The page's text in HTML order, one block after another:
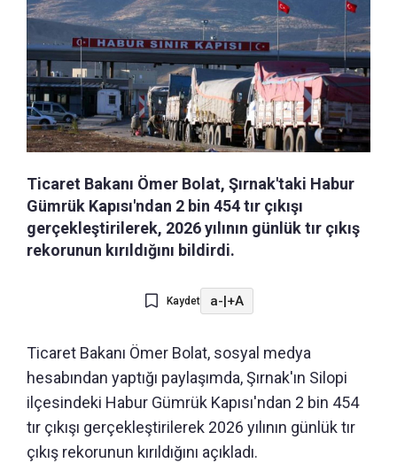
Ticaret Bakanı Ömer Bolat, Şırnak'taki Habur
Gümrük Kapısı'ndan 2 bin 454 tır çıkışı
gerçekleştirilerek, 2026 yılının günlük tır çıkış
rekorunun kırıldığını bildirdi.
Kaydet a-|+A
Ticaret Bakanı Ömer Bolat, sosyal medya
hesabından yaptığı paylaşımda, Şırnak'ın Silopi
ilçesindeki Habur Gümrük Kapısı'ndan 2 bin 454
tır çıkışı gerçekleştirilerek 2026 yılının günlük tır
çıkış rekorunun kırıldığını açıkladı.